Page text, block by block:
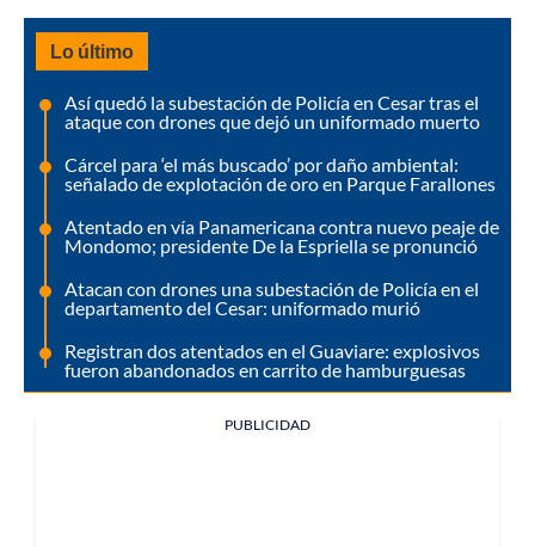
Lo último
Así quedó la subestación de Policía en Cesar tras el
ataque con drones que dejó un uniformado muerto
Cárcel para ‘el más buscado’ por daño ambiental:
señalado de explotación de oro en Parque Farallones
Atentado en vía Panamericana contra nuevo peaje de
Mondomo; presidente De la Espriella se pronunció
Atacan con drones una subestación de Policía en el
departamento del Cesar: uniformado murió
Registran dos atentados en el Guaviare: explosivos
fueron abandonados en carrito de hamburguesas
PUBLICIDAD